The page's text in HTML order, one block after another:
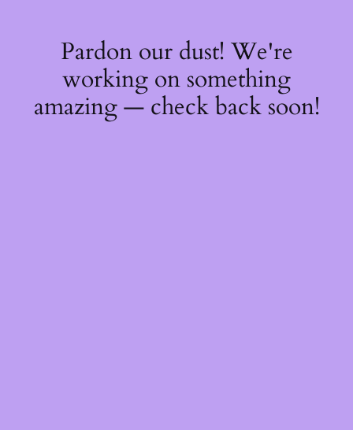
Pardon our dust! We're
working on something
amazing — check back soon!